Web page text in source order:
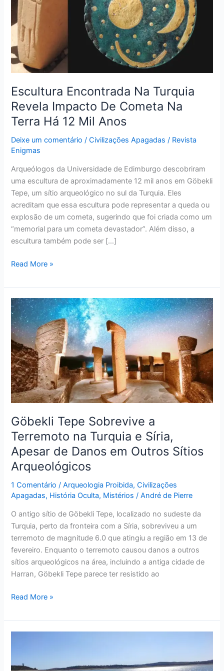
Escultura Encontrada Na Turquia
Revela Impacto De Cometa Na
Terra Há 12 Mil Anos
Deixe um comentário /Civilizações Apagadas / Revista
Enigmas
Arqueólogos da Universidade de Edimburgo descobriram
uma escultura de aproximadamente 12 mil anos em Göbekli
Tepe, um sítio arqueológico no sul da Turquia. Eles
acreditam que essa escultura pode representar a queda ou
explosão de um cometa, sugerindo que foi criada como um
“memorial para um cometa devastador”. Além disso, a
escultura também pode ser […]
Impacto
De
Cometa
Na
Terra
Há
12
Mil
Anos
Read More »
Göbekli Tepe Sobrevive a
Terremoto na Turquia e Síria,
Apesar de Danos em Outros Sítios
Arqueológicos
1 Comentário /Arqueologia Proibida,Civilizações
Apagadas, História Oculta, Mistérios /André de Pierre
O antigo sítio de Göbekli Tepe, localizado no sudeste da
Turquia, perto da fronteira com a Síria, sobreviveu a um
terremoto de magnitude 6.0 que atingiu a região em 13 de
fevereiro. Enquanto o terremoto causou danos a outros
sítios arqueológicos na área, incluindo a antiga cidade de
Harran, Göbekli Tepe parece ter resistido ao
Göbekli
Tepe
Sobrevive
a
Terremoto
na
Turquia
e
Síria,
de
Danos
em
Outros
Sítios
Arqueológicos
Read More »